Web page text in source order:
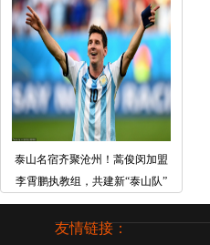
泰山名宿齐聚沧州！蒿俊闵加盟
李霄鹏执教组，共建新“泰山队”
友情链接：